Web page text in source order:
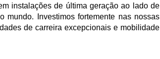
instalações de última geração ao lado de
Investimos fortemente nas nossas
de carreira excepcionais e mobilidade